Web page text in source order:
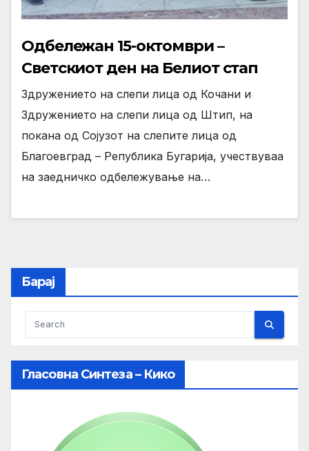
Одбележан 15-октомври –
Светскиот ден на Белиот стап
Здружението на слепи лица од Кочани и
Здружението на слепи лица од Штип, на
покана од Сојузот на слепите лица од
Благоевград – Република Бугарија, учествуваа
на заедничко одбележување на…
Барај
Гласовна Синтеза – Кико